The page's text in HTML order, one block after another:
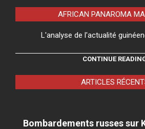
AFRICAN PANAROMA
L'analyse de l'actualité
CONTINUE
ARTICLES
Bombardements russes sur